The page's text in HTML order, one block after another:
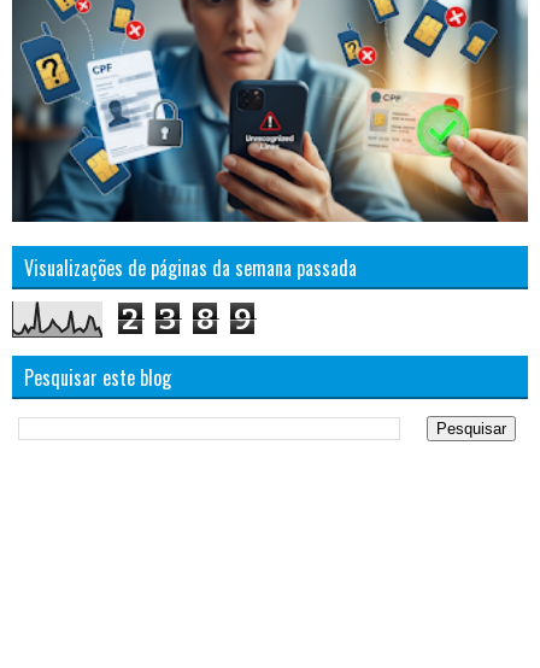
Visualizações de páginas da semana passada
2 3 8 9
Pesquisar este blog